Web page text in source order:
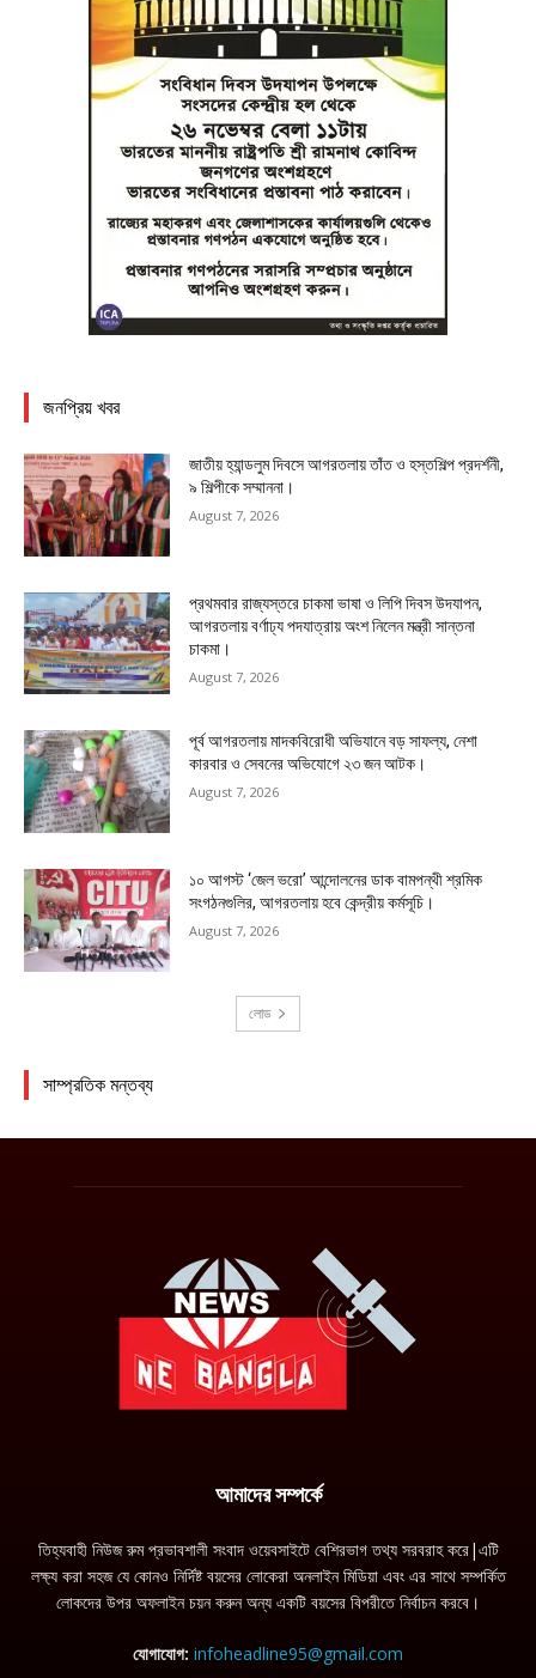
আমাদের সম্পর্কে
তিহ্যবাহী নিউজ রুম প্রভাবশালী সংবাদ ওয়েবসাইটে বেশিরভাগ তথ্য সরবরাহ করে|এটি
লক্ষ্য করা সহজ যে কোনও নির্দিষ্ট বয়সের লোকেরা অনলাইন মিডিয়া এবং এর সাথে সম্পর্কিত
লোকদের উপর অফলাইন চয়ন করুন অন্য একটি বয়সের বিপরীতে নির্বাচন করবে।
যোগাযোগ: infoheadline95@gmail.com